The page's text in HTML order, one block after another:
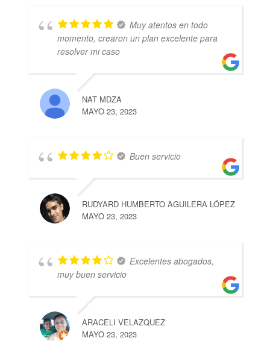
Muy atentos en todo
momento, crearon un plan excelente para
resolver mi caso
NAT MDZA
MAYO 23, 2023
Buen servicio
RUDYARD HUMBERTO AGUILERA LÓPEZ
MAYO 23, 2023
Excelentes abogados,
muy buen servicio
ARACELI VELAZQUEZ
MAYO 23, 2023